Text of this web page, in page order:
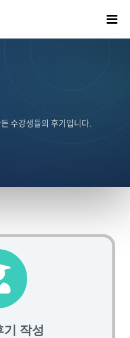
수강생들의 후기입니다.
기 작성